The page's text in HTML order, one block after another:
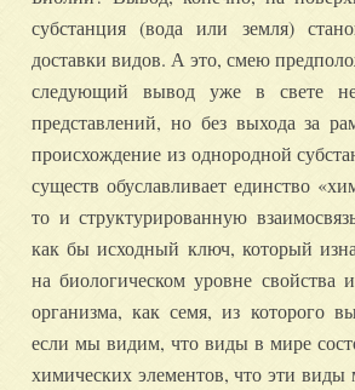
субстанция (вода или земля)
доставки видов. А это, смею
следующий вывод уже в свете
представлений, но без выхода за
происхождение из однородной
существ обуславливает единство
то и структурированную
как бы исходный ключ, который
на биологическом уровне свойства
организма, как семя, из которого
если мы видим, что виды в мире
химических элементов, что эти